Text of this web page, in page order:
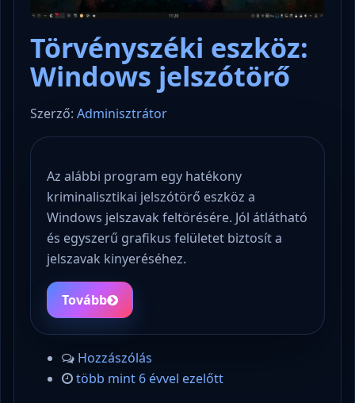
Törvényszéki eszköz:
Windows jelszótörő
Szerző: Adminisztrátor
Az alábbi program egy hatékony
kriminalisztikai jelszótörő eszköz a
Windows jelszavak feltörésére. Jól átlátható
és egyszerű grafikus felületet biztosít a
jelszavak kinyeréséhez.
Tovább
Hozzászólás
több mint 6 évvel ezelőtt